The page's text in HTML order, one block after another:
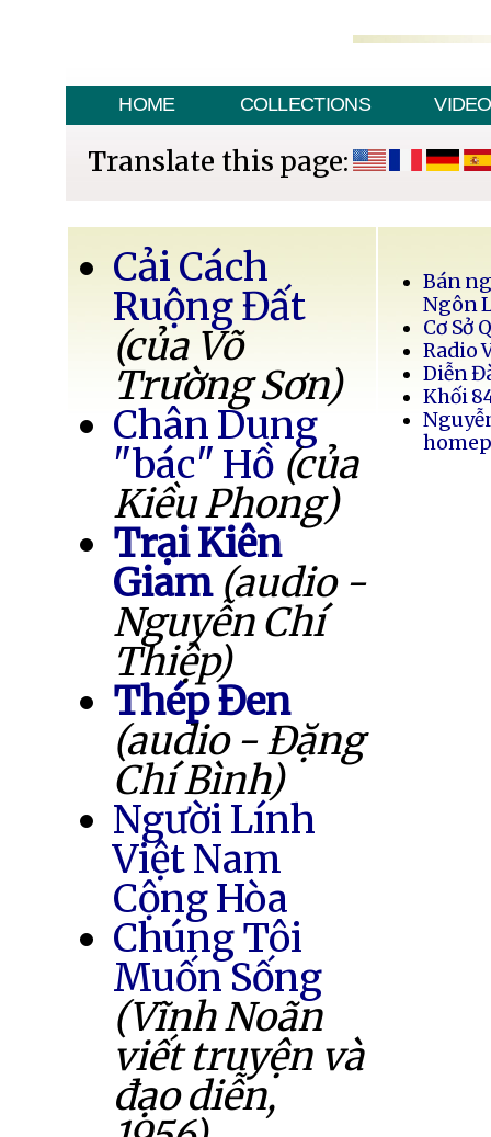
HOME COLLECTIONS VIDEO
Translate this page:
Cải Cách
Ruộng Đất
(của Võ
Trường Sơn)
Chân Dung
"bác" Hồ (của
Kiều Phong)
Trại Kiên
Giam (audio -
Nguyễn Chí
Thiệp)
Thép Đen
(audio - Đặng
Chí Bình)
Người Lính
Việt Nam
Cộng Hòa
Chúng Tôi
Muốn Sống
(Vĩnh Noãn
viết truyện và
đạo diễn,
Bán
Ngôn
Cơ Sở
Radio
Diễn
Khối